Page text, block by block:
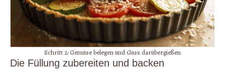
Schritt 2: Gemüse belegen und Guss darübergießen
Die Füllung zubereiten und backen